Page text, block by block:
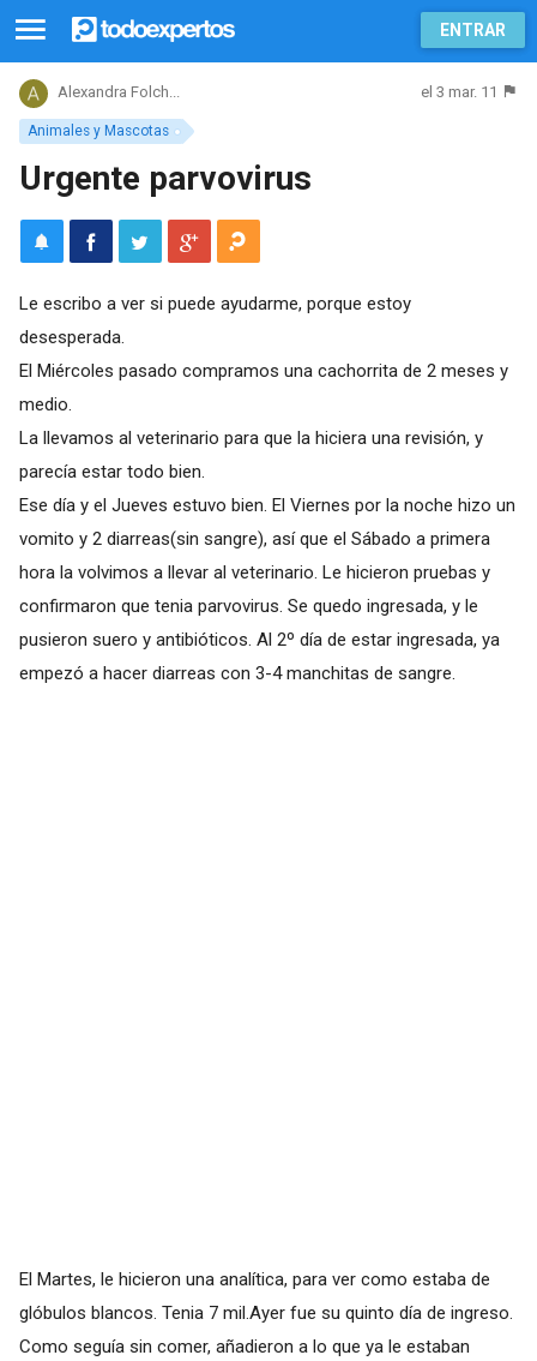
ENTRAR
Animales y Mascotas
Alexandra Folch... el 3 mar. 11
Urgente parvovirus
Le escribo a ver si puede ayudarme, porque estoy
desesperada.
El Miércoles pasado compramos una cachorrita de 2 meses y
medio.
La llevamos al veterinario para que la hiciera una revisión, y
parecía estar todo bien.
Ese día y el Jueves estuvo bien. El Viernes por la noche hizo un
vomito y 2 diarreas(sin sangre), así que el Sábado a primera
hora la volvimos a llevar al veterinario. Le hicieron pruebas y
confirmaron que tenia parvovirus. Se quedo ingresada, y le
pusieron suero y antibióticos. Al 2º día de estar ingresada, ya
empezó a hacer diarreas con 3-4 manchitas de sangre.
El Martes, le hicieron una analítica, para ver como estaba de
glóbulos blancos. Tenia 7 mil.Ayer fue su quinto día de ingreso.
Como seguía sin comer, añadieron a lo que ya le estaban